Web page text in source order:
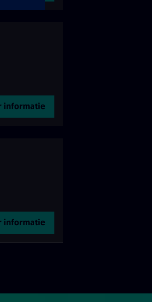
informatie
informatie